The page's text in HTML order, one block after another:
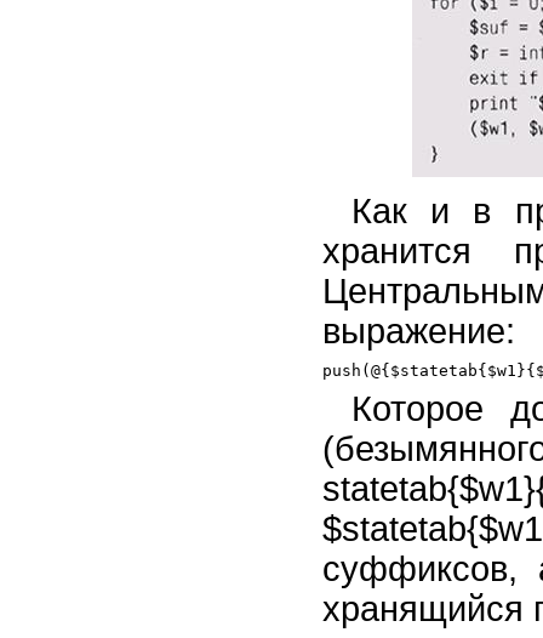
Как и в
хранится
выражение:
Которое
суффиксов,
хранящийся